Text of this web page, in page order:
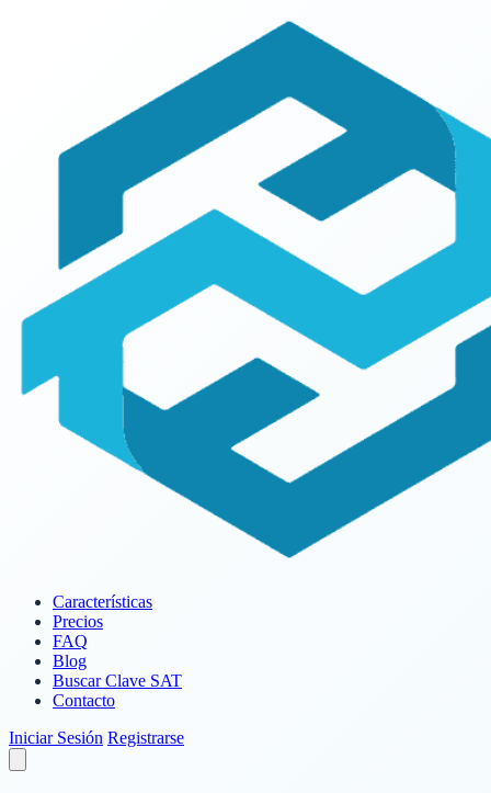
Características
Precios
FAQ
Blog
Buscar Clave SAT
Contacto
Iniciar Sesión Registrarse